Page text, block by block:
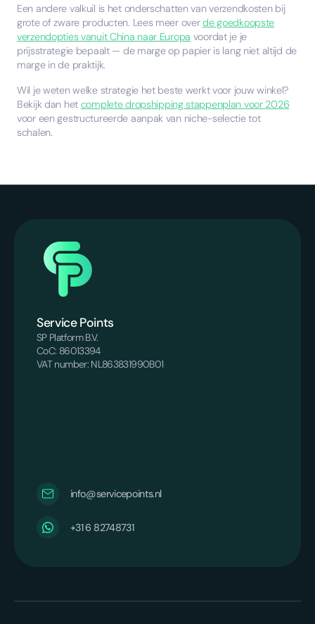
Een andere valkuil is het onderschatten van verzendkosten bij
grote of zware producten. Lees meer overde goedkoopste
verzendopties vanuit China naar Europa voordat je je
prijsstrategie bepaalt — de marge op papier is lang niet altijd de
marge in de praktijk.
Wil je weten welke strategie het beste werkt voor jouw winkel?
Bekijk dan het complete dropshipping stappenplan voor 2026
voor een gestructureerde aanpak van niche-selectie tot
schalen.
Service Points
SP Platform B.V.
CoC: 86013394
VAT number: NL863831990B01
info@servicepoints.nl
+31 6 82748731